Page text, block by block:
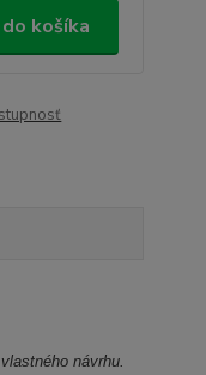
košíka
návrhu.